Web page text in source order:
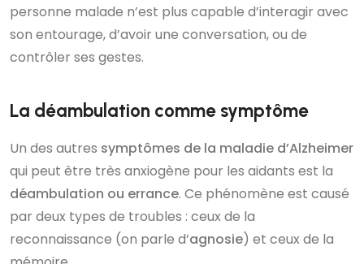
personne malade n’est plus capable d’interagir avec
son entourage, d’avoir une conversation, ou de
contrôler ses gestes.
La déambulation comme symptôme
Un des autres symptômes de la maladie d’Alzheimer
qui peut être très anxiogène pour les aidants est la
déambulation ou errance. Ce phénomène est causé
par deux types de troubles : ceux de la
reconnaissance (on parle d’agnosie) et ceux de la